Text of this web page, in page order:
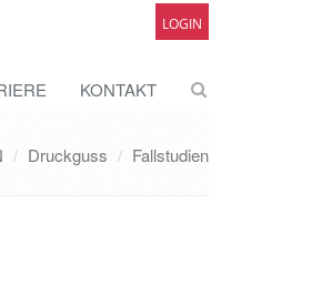
LOGIN
KONTAKT
Druckguss Fallstudien